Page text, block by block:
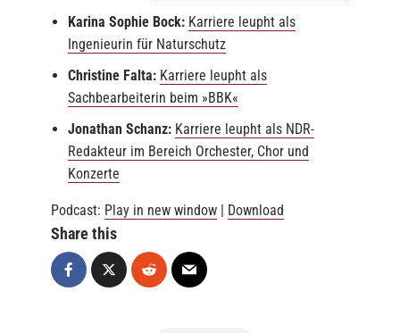
Karina Sophie Bock: Karriere leupht als
Ingenieurin für Naturschutz
Christine Falta: Karriere leupht als
Sachbearbeiterin beim »BBK«
Jonathan Schanz: Karriere leupht als NDR-
Redakteur im Bereich Orchester, Chor und
Konzerte
Podcast: Play in new window | Download
Share this